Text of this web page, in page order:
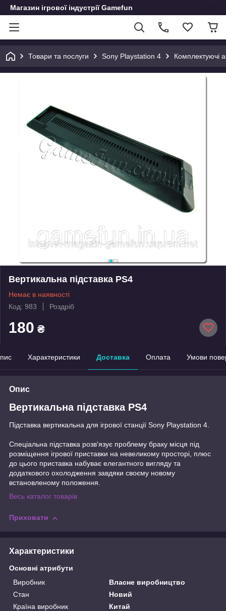
Магазин ігрової індустрії Gamefun
Товари та послуги Sony Playstation 4 Комплектуючі
Вертикальна підставка PS4
Немає в наявності
Код: 983
Роздріб
180 ₴
Характеристики Доставка Оплата Умови
Опис
Вертикальна підставка PS4
Підставка вертикальна для ігрової станції Sony Playstation 4.
Спеціальна підставка розв'язує проблему браку місця під
розміщення ігрової приставки на невеликому просторі, плюс
до цього приставка набуває елегантного вигляду та
додаткового охолодження завдяки своєму новому
встановленому положення.
Весь каталог товарів
Приховати
Характеристики
Основні атрибути
Виробник
Власне виробництво
Стан
Новий
Країна виробник
Китай